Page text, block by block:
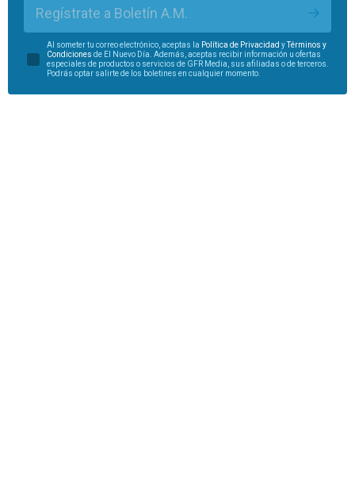
Regístrate a Boletín A.M.
Al someter tu correo electrónico, aceptas la Política de Privacidad yTérminos y
Condiciones de El Nuevo Día. Además, aceptas recibir información u ofertas
especiales de productos o servicios de GFR Media, sus afiliadas o de terceros.
Podrás optar salirte de los boletines en cualquier momento.